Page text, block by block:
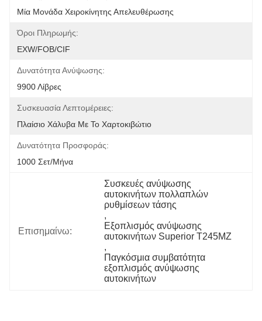
Μία Μονάδα Χειροκίνητης Απελευθέρωσης
Όροι Πληρωμής:
EXW/FOB/CIF
Δυνατότητα Ανύψωσης:
9900 Λίβρες
Συσκευασία Λεπτομέρειες:
Πλαίσιο Χάλυβα Με Το Χαρτοκιβώτιο
Δυνατότητα Προσφοράς:
1000 Σετ/μήνα
Επισημαίνω:
Συσκευές ανύψωσης
αυτοκινήτων πολλαπλών
ρυθμίσεων τάσης
,
Εξοπλισμός ανύψωσης
αυτοκινήτων Superior T245MZ
,
Παγκόσμια συμβατότητα
εξοπλισμός ανύψωσης
αυτοκινήτων